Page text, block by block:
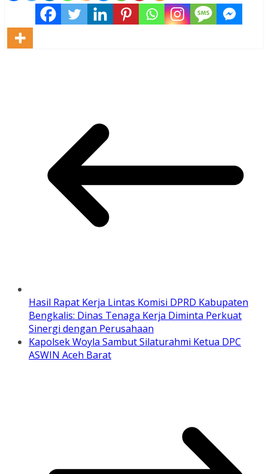
Hasil Rapat Kerja Lintas Komisi DPRD Kabupaten
Bengkalis: Dinas Tenaga Kerja Diminta Perkuat
Sinergi dengan Perusahaan
Kapolsek Woyla Sambut Silaturahmi Ketua DPC
ASWIN Aceh Barat